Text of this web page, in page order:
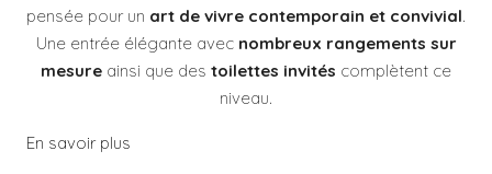
pensée pour un art de vivre contemporain et convivial.
Une entrée élégante avec nombreux rangements sur
mesure ainsi que des toilettes invités complètent ce
niveau.
En savoir plus